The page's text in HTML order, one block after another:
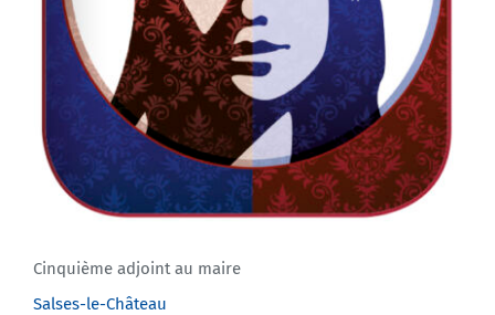
Cinquième adjoint au maire
Salses-le-Château